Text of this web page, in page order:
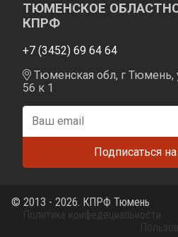
ТЮМЕНСКОЕ
КПРФ
+7 (3452) 69 64 64
Тюменская обл, г Тюмень,
56 к 1
© 2013 - 2026. КПРФ Тюмень